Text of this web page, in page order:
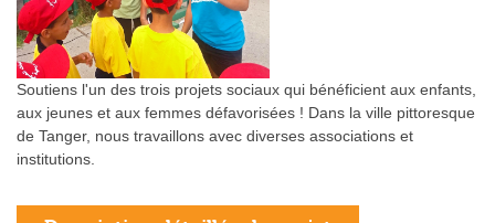
Soutiens l'un des trois projets sociaux qui bénéficient aux enfants,
aux jeunes et aux femmes défavorisées ! Dans la ville pittoresque
de Tanger, nous travaillons avec diverses associations et
institutions.